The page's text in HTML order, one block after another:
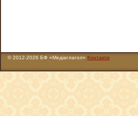
© 2012-2026 БФ «Медіаглагол» Контакти